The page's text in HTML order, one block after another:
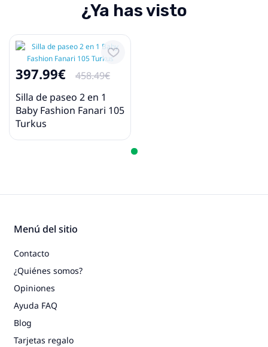
¿Ya has visto
397.99€
458.49€
Silla de paseo 2 en 1
Baby Fashion Fanari 105
Turkus
Menú del sitio
Contacto
¿Quiénes somos?
Opiniones
Ayuda FAQ
Blog
Tarjetas regalo